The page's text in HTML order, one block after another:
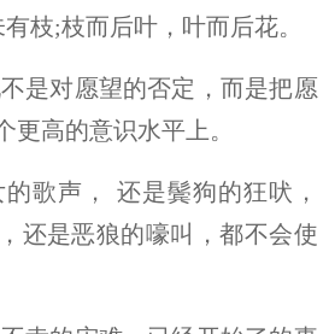
枝;枝而后叶，叶而后花。
是对愿望的否定，而是把愿
更高的意识水平上。
歌声， 还是鬓狗的狂吠，
还是恶狼的嚎叫，都不会使